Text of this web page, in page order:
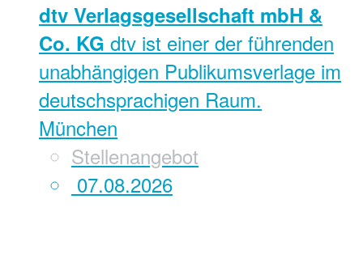
dtv Verlagsgesellschaft mbH &
Co. KG dtv ist einer der führenden
unabhängigen Publikumsverlage im
deutschsprachigen Raum.
München
Stellenangebot
07.08.2026